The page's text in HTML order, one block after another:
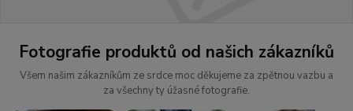
Fotografie produktů od našich zákazníků
Všem našim zákazníkům ze srdce moc děkujeme za zpětnou vazbu a
za všechny ty úžasné fotografie.